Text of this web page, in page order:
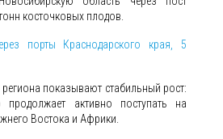
косточковых плодов.
порты Краснодарского края, 5
региона показывают стабильный рост:
продолжает активно поступать на
Востока и Африки.